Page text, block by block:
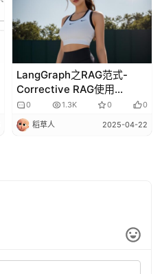
LangGraph之RAG范式-
Corrective RAG使用
LocalLLM
0 1.3K 0 0
稻草人 2025-04-22